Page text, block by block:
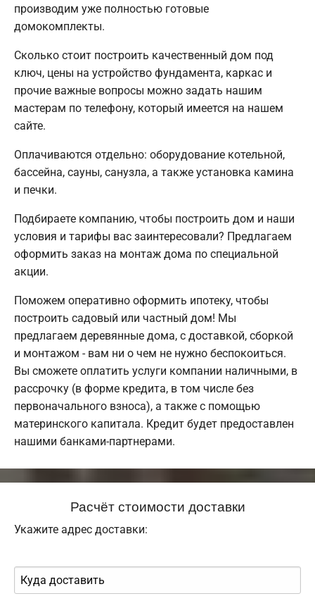
производим уже полностью готовые
домокомплекты.
Сколько стоит построить качественный дом под
ключ, цены на устройство фундамента, каркас и
прочие важные вопросы можно задать нашим
мастерам по телефону, который имеется на нашем
сайте.
Оплачиваются отдельно: оборудование котельной,
бассейна, сауны, санузла, а также установка камина
и печки.
Подбираете компанию, чтобы построить дом и наши
условия и тарифы вас заинтересовали? Предлагаем
оформить заказ на монтаж дома по специальной
акции.
Поможем оперативно оформить ипотеку, чтобы
построить садовый или частный дом! Мы
предлагаем деревянные дома, с доставкой, сборкой
и монтажом - вам ни о чем не нужно беспокоиться.
Вы сможете оплатить услуги компании наличными, в
рассрочку (в форме кредита, в том числе без
первоначального взноса), а также с помощью
материнского капитала. Кредит будет предоставлен
нашими банками-партнерами.
Расчёт стоимости доставки
Укажите адрес доставки: